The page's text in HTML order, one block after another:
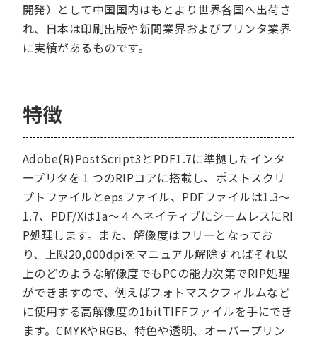
開発）として中国国内はもとより世界各国へ出荷さ
れ、日本は印刷出版や新聞業界およびプリンタ業界
に実績があるものです。
特徴
Adobe(R)PostScript3とPDF1.7に準拠したインタ
ープリタを１つのRIPコアに搭載し、ポストスクリ
プトファイルとepsファイル、PDFファイルは1.3～
1.7、PDF/Xは1a～４へネイティブにシームレスにRI
P処理します。また、解像度はフリーとなってお
り、上限20,000dpiをマニュアル解除すればそれ以
上のどのような解像度でもPCの能力次第でRIP処理
ができますので、例えばフォトマスクフィルムなど
に使用する高解像度の1bitTIFFファイルを手にでき
ます。CMYKやRGB、特色や透明、オーバープリン